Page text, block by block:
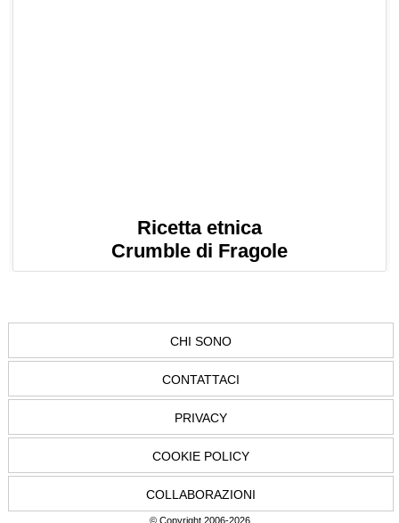
Ricetta etnica
Crumble di Fragole
CHI SONO
CONTATTACI
PRIVACY
COOKIE POLICY
COLLABORAZIONI
© Copyright 2006-2026